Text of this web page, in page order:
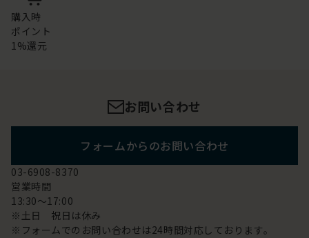
購入時
ポイント
1%還元
お問い合わせ
フォームからのお問い合わせ
03-6908-8370
営業時間
13:30～17:00
※土日 祝日は休み
※フォームでのお問い合わせは24時間対応しております。